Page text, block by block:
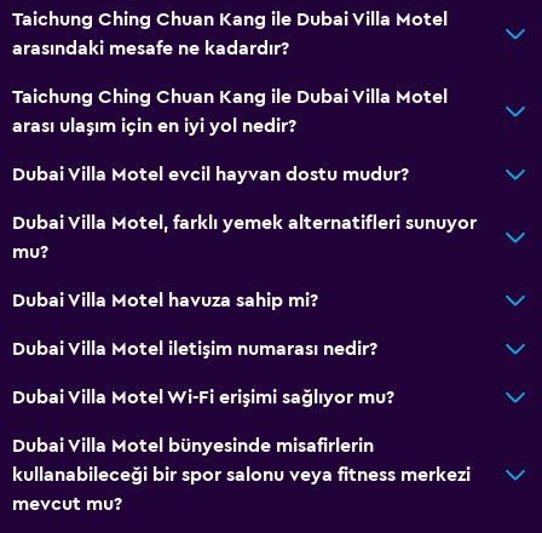
Taichung Ching Chuan Kang ile Dubai Villa Motel
arasındaki mesafe ne kadardır?
Taichung Ching Chuan Kang ile Dubai Villa Motel
arası ulaşım için en iyi yol nedir?
Dubai Villa Motel evcil hayvan dostu mudur?
Dubai Villa Motel, farklı yemek alternatifleri sunuyor
mu?
Dubai Villa Motel havuza sahip mi?
Dubai Villa Motel iletişim numarası nedir?
Dubai Villa Motel Wi-Fi erişimi sağlıyor mu?
Dubai Villa Motel bünyesinde misafirlerin
kullanabileceği bir spor salonu veya fitness merkezi
mevcut mu?